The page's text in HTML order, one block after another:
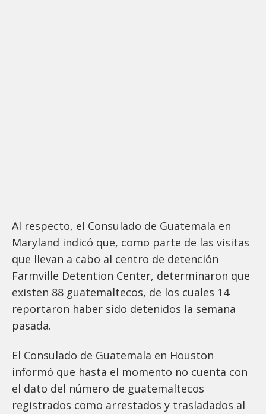
Al respecto, el Consulado de Guatemala en
Maryland indicó que, como parte de las visitas
que llevan a cabo al centro de detención
Farmville Detention Center, determinaron que
existen 88 guatemaltecos, de los cuales 14
reportaron haber sido detenidos la semana
pasada.
El Consulado de Guatemala en Houston
informó que hasta el momento no cuenta con
el dato del número de guatemaltecos
registrados como arrestados y trasladados al